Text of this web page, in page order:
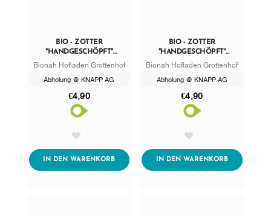
BIO - ZOTTER
"HANDGESCHÖPFT"
ERDBEEREN
Bionah Hofladen Grottenhof
Abholung @ KNAPP AG
€4,90
IN DEN WARENKORBADDTOCART
BIO - ZOTTER
"HANDGESCHÖPFT"
JOHANNISBEEREN
Bionah Hofladen Grottenhof
Abholung @ KNAPP AG
€4,90
IN DEN WARENKORBADDTOCART